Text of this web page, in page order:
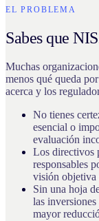
EL PROBLEMA
Sabes que
Muchas
menos qué queda
acerca y los
No tienes
esencial o
evaluación
Los directivos
responsables
visión objetiva
Sin una hoja
las
mayor